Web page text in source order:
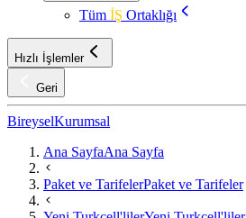
Tüm İŞ Ortaklığı
Hızlı İşlemler
Geri
BireyselKurumsal
Ana SayfaAna Sayfa
Paket ve TarifelerPaket ve Tarifeler